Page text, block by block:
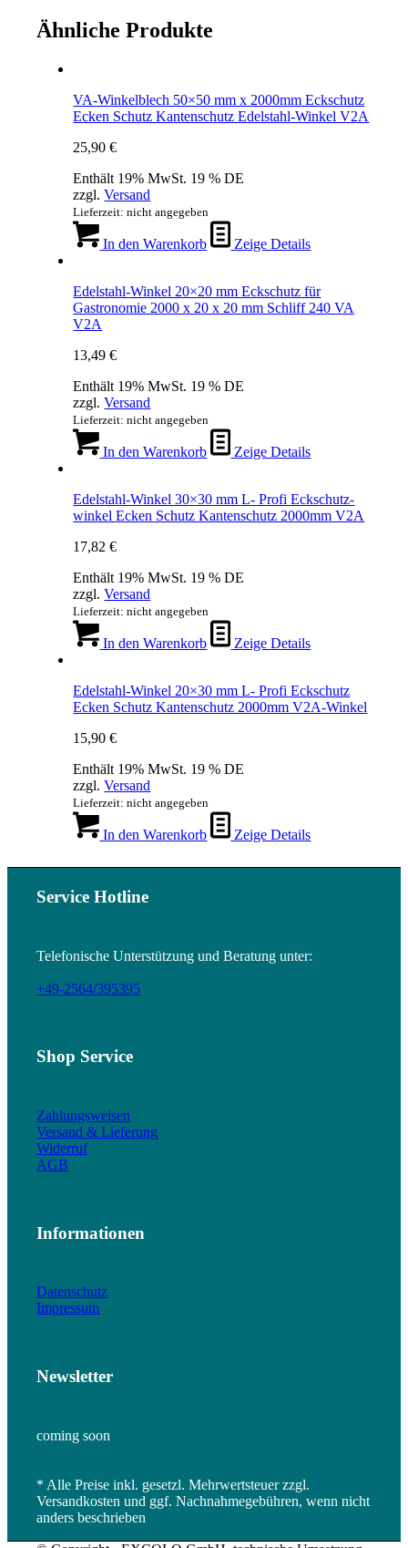
Ähnliche Produkte
VA-Winkelblech 50×50 mm x 2000mm Eckschutz
Ecken Schutz Kantenschutz Edelstahl-Winkel V2A
25,90€
Enthält 19% MwSt. 19 % DE
zzgl.Versand
Lieferzeit: nicht angegeben
In den Warenkorb Zeige Details
Edelstahl-Winkel 20×20 mm Eckschutz für
Gastronomie 2000 x 20 x 20 mm Schliff 240 VA
V2A
13,49€
Enthält 19% MwSt. 19 % DE
zzgl.Versand
Lieferzeit: nicht angegeben
In den Warenkorb Zeige Details
Edelstahl-Winkel 30×30 mm L- Profi Eckschutz-
winkel Ecken Schutz Kantenschutz 2000mm V2A
17,82€
Enthält 19% MwSt. 19 % DE
zzgl.Versand
Lieferzeit: nicht angegeben
In den Warenkorb Zeige Details
Edelstahl-Winkel 20×30 mm L- Profi Eckschutz
Ecken Schutz Kantenschutz 2000mm V2A-Winkel
15,90€
Enthält 19% MwSt. 19 % DE
zzgl.Versand
Lieferzeit: nicht angegeben
In den Warenkorb Zeige Details
Service Hotline
Telefonische Unterstützung und Beratung unter:
+49-2564/395395
Shop Service
Zahlungsweisen
Versand & Lieferung
Widerruf
AGB
Informationen
Datenschutz
Impressum
Newsletter
coming soon
* Alle Preise inkl. gesetzl. Mehrwertsteuer zzgl.
Versandkosten und ggf. Nachnahmegebühren, wenn nicht
anders beschrieben